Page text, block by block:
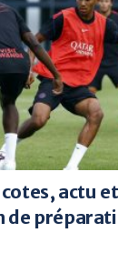
cotes, actu
de